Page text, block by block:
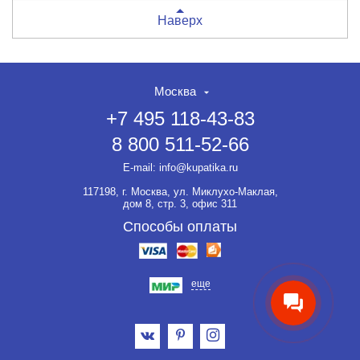
НЕТ СКИДКИ НА ТОВАР?!
ОФОРМЛЯЙТЕ ЗАКАЗ И
ВЫ ПОЛУЧИТЕ ЕЁ ДО 20%
Если товар не участвует ни в
какой акции, оформляйте
заказ и мы предоставим на
него скидку до 20%.
Наверх
Москва
+7 495 118-43-83
8 800 511-52-66
E-mail: info@kupatika.ru
117198, г. Москва, ул. Миклухо-Маклая,
дом 8, стр. 3, офис 311
Способы оплаты
еще